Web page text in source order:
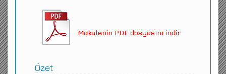
Makalenin PDF dosyasını indir
Özet